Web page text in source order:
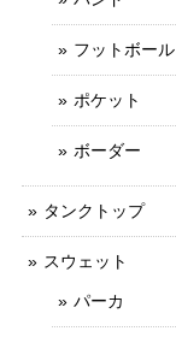
フットボール
ポケット
ボーダー
タンクトップ
スウェット
パーカ